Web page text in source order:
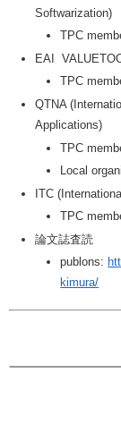
Softwarization)
TPC
EAI
TPC
QTNA
Applications)
TPC
Local
ITC
TPC
論文誌査読
publons:
kimura/